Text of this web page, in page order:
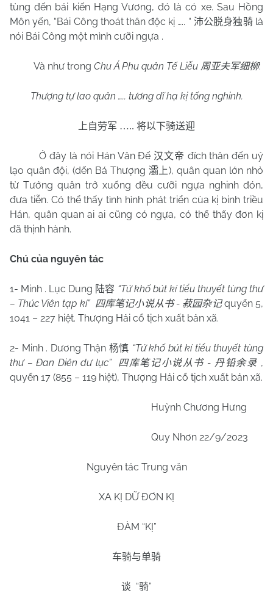
tùng đến bái kiến Hạng Vương, đó là có xe. Sau Hồng
Môn yến, “Bái Công thoát thân độc kị ….. “ 沛公脱身独骑 là
nói Bái Công một mình cưỡi ngựa .
Và như trong Chu Á Phu quân Tế Liễu 周亚夫军细柳:
Thượng tự lao quân ….. tương dĩ hạ kị tống nghinh.
上自劳军 ….. 将以下骑送迎
Ở đây là nói Hán Văn Đế 汉文帝 đích thân đến uỷ
lạo quân đội, (dến Bá Thượng 灞上), quân quan lớn nhỏ
từ Tướng quân trở xuống đều cưỡi ngựa nghinh đón,
đưa tiễn. Có thể thấy tình hình phát triển của kị binh triều
Hán, quân quan ai ai cũng có ngựa, có thể thấy đơn kị
đã thịnh hành.
Chú của nguyên tác
1- Minh . Lục Dung 陆容 “Tứ khố bút kí tiểu thuyết tùng thư
– Thúc Viên tạp kí” 四库笔记小说从书- 菽园杂记 quyển 5,
1041 – 227 hiệt. Thượng Hải cổ tịch xuất bản xã.
2- Minh . Dương Thận 杨慎 “Tứ khố bút kí tiểu thuyết tùng
thư – Đan Diên dư lục”
四库笔记小说从书 - 丹铅余录 ,
quyển 17 (855 – 119 hiệt), Thượng Hải cổ tịch xuất bản xã.
Huỳnh Chương Hưng
Quy Nhơn 22/9/2023
Nguyên tác Trung văn
XA KỊ DỮ ĐƠN KỊ
ĐÀM “KỊ”
车骑与单骑
谈 “骑”